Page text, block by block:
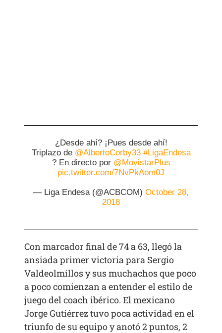
¿Desde ahí? ¡Pues desde ahí!
Triplazo de @AlbertoCorby33 #LigaEndesa
? En directo por @MovistarPlus
pic.twitter.com/7NvPkAom0J
— Liga Endesa (@ACBCOM) October 28,
2018
Con marcador final de 74 a 63, llegó la
ansiada primer victoria para Sergio
Valdeolmillos y sus muchachos que poco
a poco comienzan a entender el estilo de
juego del coach ibérico. El mexicano
Jorge Gutiérrez tuvo poca actividad en el
triunfo de su equipo y anotó 2 puntos, 2